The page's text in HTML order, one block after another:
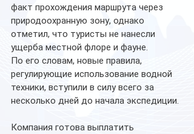
факт прохождения маршрута через
природоохранную зону, однако
отметил, что туристы не нанесли
ущерба местной флоре и фауне.
По его словам, новые правила,
регулирующие использование водной
техники, вступили в силу всего за
несколько дней до начала экспедиции.
Компания готова выплатить